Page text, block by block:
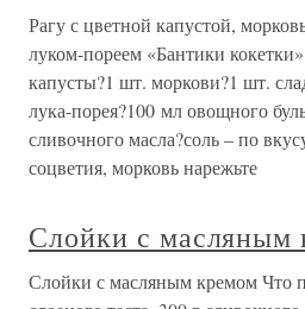
Рагу с цветной капустой,
луком-пореем «Бантики
капусты?1 шт. моркови?1 шт.
лука-порея?100 мл овощного
сливочного масла?соль – по
соцветия, морковь нарежьте
Слойки с масляным
Слойки с масляным кремом Что